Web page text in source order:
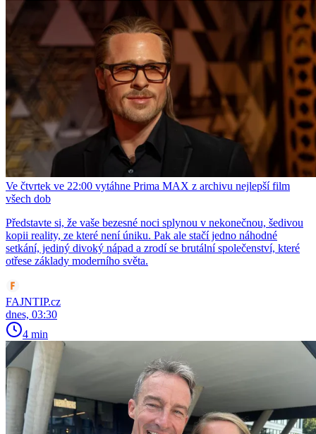
Ve čtvrtek ve 22:00 vytáhne Prima MAX z archivu nejlepší film
všech dob
Představte si, že vaše bezesné noci splynou v nekonečnou, šedivou
kopii reality, ze které není úniku. Pak ale stačí jedno náhodné
setkání, jediný divoký nápad a zrodí se brutální společenství, které
otřese základy moderního světa.
FAJNTIP.cz
dnes, 03:30
4 min